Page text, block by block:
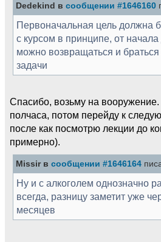
Dedekind в сообщении #1646160
Первоначальная цель должна
с курсом в принципе, от
можно возвращаться и
задачи
Спасибо, возьму на
полчаса, потом перейду к
после как посмотрю лекции до
примерно).
Missir в сообщении #1646164
Ну и с алкоголем однозначно
всегда, разницу заметит уже
месяцев